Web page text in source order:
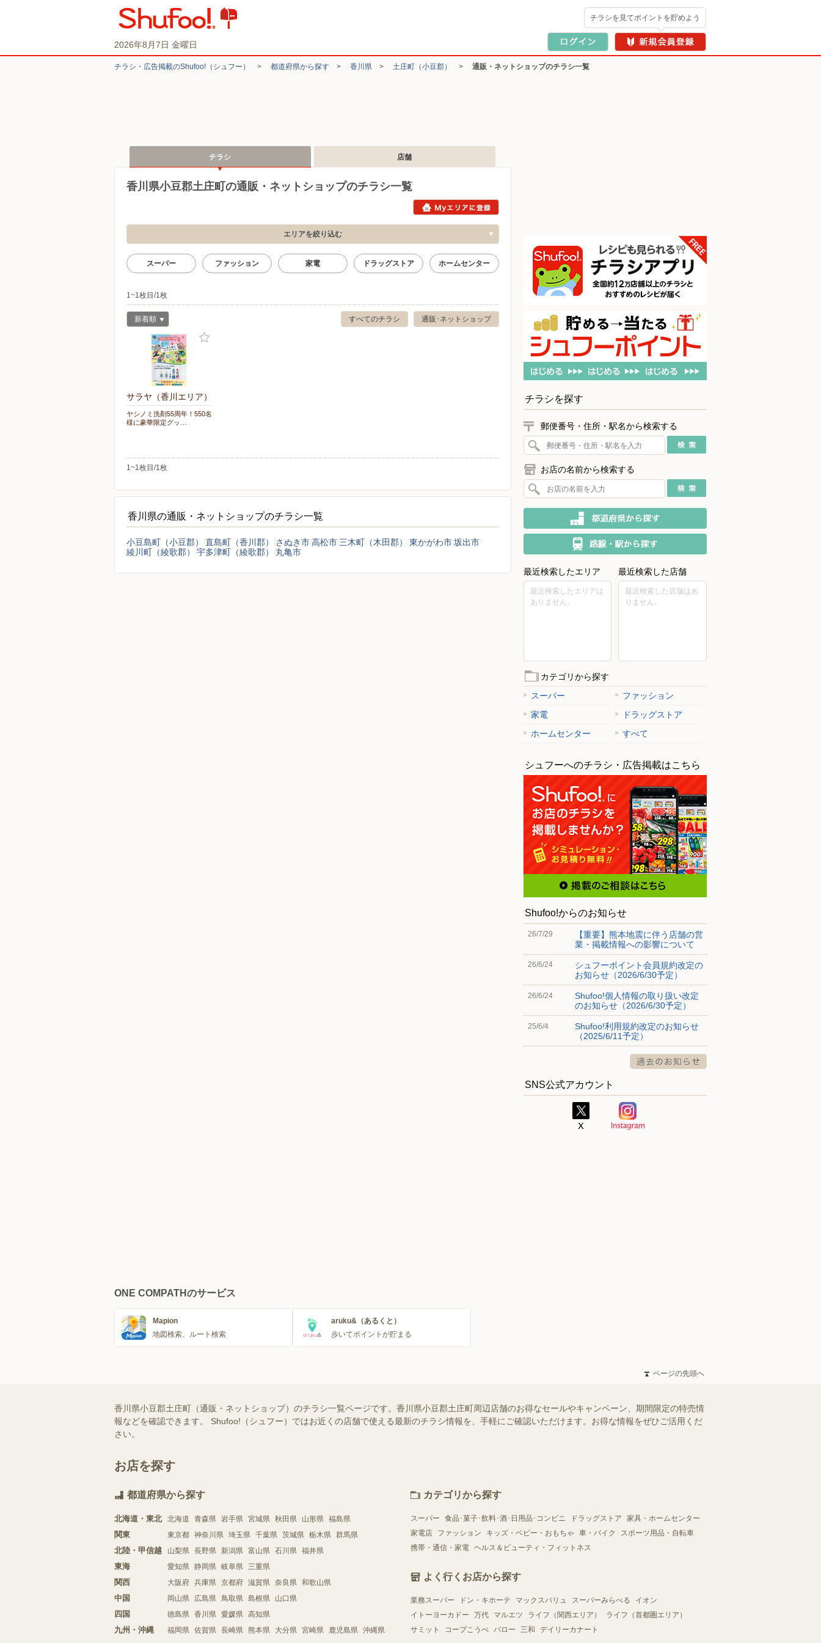
2026年8月7日 金曜日
チラシを見てポイントを貯めよう
チラシ・​広告掲載の​Shufoo!​（シュフー） > 都道府県から探す > 香川県 > 土庄町（小豆郡） > 通販・ネットショップのチラシ一覧
チラシ 店舗
香川県小豆郡土庄町の通販・ネットショップのチラシ一覧
エリアを絞り込む
スーパー ファッション 家電 ドラッグストア ホームセンター
1~1枚目/1枚
通販･ネットショップ
すべてのチラシ
新着順
サラヤ（香川エリア）
ヤシノミ洗剤55周年！550名
様に豪華限定グッ…
1~1枚目/1枚
香川県の通販・ネットショップのチラシ一覧
小豆島町（小豆郡） 直島町（香川郡） さぬき市高松市 三木町（木田郡） 東かがわ市坂出市
綾川町（綾歌郡）
宇多津町（綾歌郡） 丸亀市
チラシを探す
郵便番号・住所・駅名から検索する
お店の名前から検索する
最近検索したエリア
最近検索したエリアは
ありません。
最近検索した店舗
最近検索した店舗はあ
りません。
カテゴリから探す
スーパー
ファッション
家電
ドラッグストア
ホームセンター
すべて
シュフーへのチラシ・広告掲載はこちら
Shufoo!からのお知らせ
26/7/29
【重要】熊本地震に伴う店舗の営
業・掲載情報への影響について
26/6/24
シュフーポイント会員規約改定の
お知らせ（2026/6/30予定）
26/6/24
Shufoo!個人情報の取り扱い改定
のお知らせ（2026/6/30予定）
25/6/4
Shufoo!利用規約改定のお知らせ
（2025/6/11予定）
SNS公式アカウント
ONE COMPATHのサービス
Mapion
地図検索、ルート検索
aruku&（あるくと）
歩いてポイントが貯まる
ページの先頭へ
香川県小豆郡土庄町（通販・ネットショップ）のチラシ一覧ページです。香川県小豆郡土庄町周辺店舗のお得なセールやキャンペーン、期間限定の特売情
報などを確認できます。 Shufoo!（シュフー）ではお近くの店舗で使える最新のチラシ情報を、手軽にご確認いただけます。お得な情報をぜひご活用くだ
さい。
お店を探す
都道府県から探す
北海道・東北 北海道 青森県 岩手県 宮城県 秋田県 山形県 福島県
関東 東京都 神奈川県 埼玉県 千葉県 茨城県 栃木県 群馬県
北陸・甲信越 山梨県 長野県 新潟県 富山県 石川県 福井県
東海 愛知県 静岡県 岐阜県 三重県
関西 大阪府 兵庫県 京都府 滋賀県 奈良県 和歌山県
中国 岡山県 広島県 鳥取県 島根県 山口県
四国 徳島県 香川県 愛媛県 高知県
九州・沖縄 福岡県 佐賀県 長崎県 熊本県 大分県 宮崎県 鹿児島県 沖縄県
カテゴリから探す
スーパー 食品･菓子･飲料･酒･日用品･コンビニ ドラッグストア
家具・ホームセンター
家電店
ファッション キッズ・ベビー・おもちゃ 車・バイク
スポーツ用品・自転車
携帯・通信・家電 ヘルス＆ビューティ・フィットネス
よく行くお店から探す
業務スーパー ドン・キホーテ マックスバリュ スーパーみらべる
イオン
イトーヨーカドー
万代 マルエツ ライフ（関西エリア）
ライフ（首都圏エリア）
サミット
コープこうべ バロー 三和 デイリーカナート